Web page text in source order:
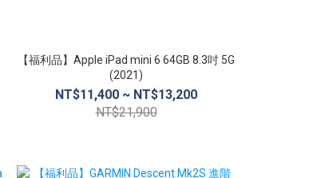
【福利品】Apple iPad mini 6 64GB 8.3吋 5G
(2021)
NT$11,400 ~ NT$13,200
NT$21,900